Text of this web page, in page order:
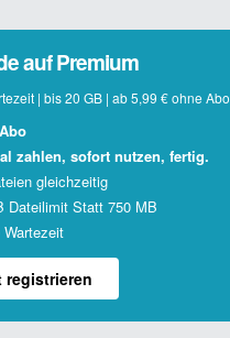
auf Premium
| bis 20 GB | ab 5,99 € ohne Abo
zahlen, sofort nutzen, fertig.
gleichzeitig
Dateilimit Statt 750 MB
Wartezeit
registrieren